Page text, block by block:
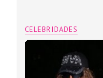
CELEBRIDADES